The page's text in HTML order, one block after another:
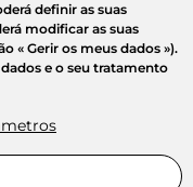
definir as suas
modificar as suas
« Gerir os meus dados »).
e o seu tratamento